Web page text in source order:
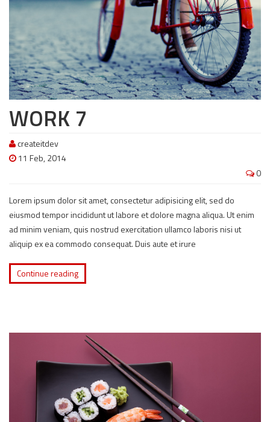
WORK 7
createitdev
11 Feb, 2014
0
Lorem ipsum dolor sit amet, consectetur adipisicing elit, sed do
eiusmod tempor incididunt ut labore et dolore magna aliqua. Ut enim
ad minim veniam, quis nostrud exercitation ullamco laboris nisi ut
aliquip ex ea commodo consequat. Duis aute et irure
Continue reading